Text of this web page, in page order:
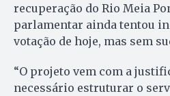
recuperação do Rio Meia
parlamentar ainda tentou
votação de hoje, mas sem
“O projeto vem com a
necessário estruturar o